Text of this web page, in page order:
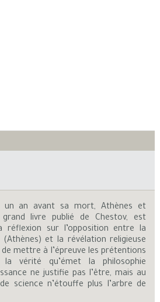
un an avant sa mort, Athènes et
grand livre publié de Chestov, est
réflexion sur l’opposition entre la
(Athènes) et la révélation religieuse
mettre à l’épreuve les prétentions
vérité qu’émet la philosophie
ne justifie pas l’être, mais au
science n’étouffe plus l’arbre de